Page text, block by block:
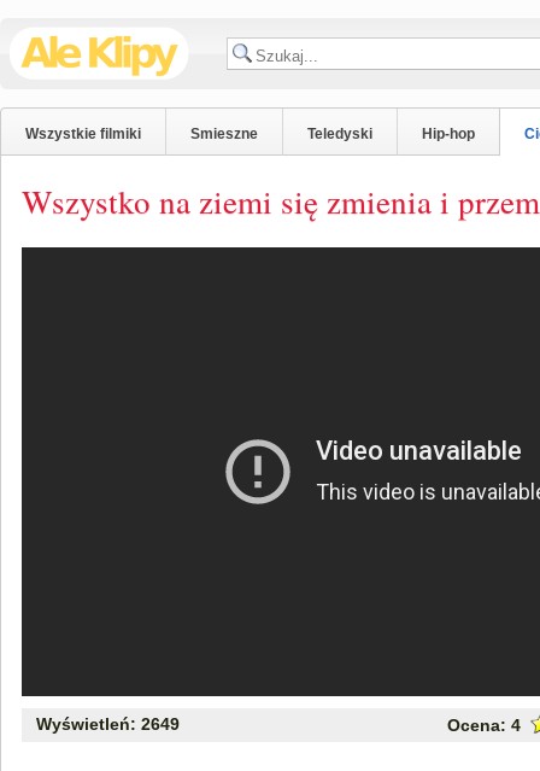
Wszystkie filmiki Smieszne Teledyski Hip-hop
Wszystko na ziemi się zmienia i
Wyświetleń: 2649 Ocena: 4